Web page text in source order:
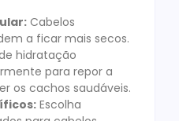
Cabelos
a ficar mais secos.
hidratação
para repor a
os cachos saudáveis.
Escolha